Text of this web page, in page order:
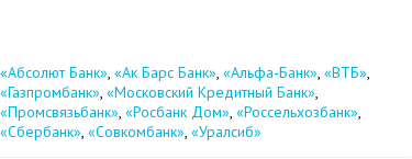
«Абсолют Банк», «Ак Барс Банк», «Альфа-Банк», «ВТБ»,
«Газпромбанк», «Московский Кредитный Банк»,
«Промсвязьбанк», «Росбанк Дом», «Россельхозбанк»,
«Сбербанк», «Совкомбанк», «Уралсиб»